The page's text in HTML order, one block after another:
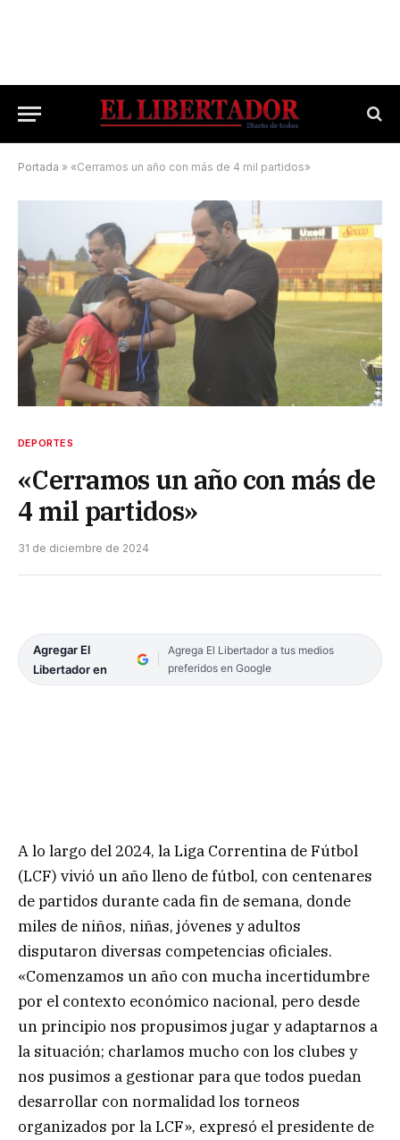
Portada » «Cerramos un año con más de 4 mil partidos»
DEPORTES
«Cerramos un año con más de
4 mil partidos»
31 de diciembre de 2024
Agregar El
Libertador en
Agrega El Libertador a tus medios
preferidos en Google
A lo largo del 2024, la Liga Correntina de Fútbol
(LCF) vivió un año lleno de fútbol, con centenares
de partidos durante cada fin de semana, donde
miles de niños, niñas, jóvenes y adultos
disputaron diversas competencias oficiales.
«Comenzamos un año con mucha incertidumbre
por el contexto económico nacional, pero desde
un principio nos propusimos jugar y adaptarnos a
la situación; charlamos mucho con los clubes y
nos pusimos a gestionar para que todos puedan
desarrollar con normalidad los torneos
organizados por la LCF», expresó el presidente de